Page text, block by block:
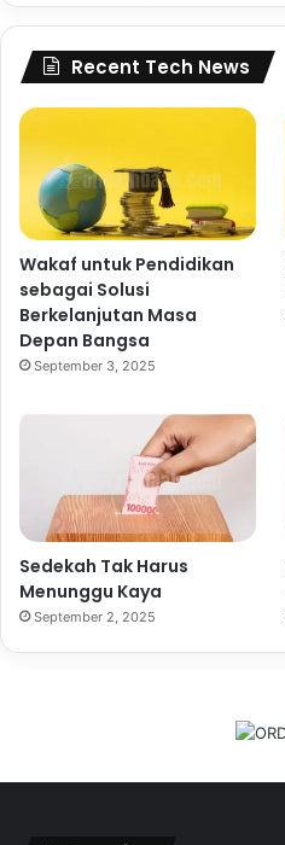
Recent Tech News
Wakaf untuk Pendidikan
sebagai Solusi
Berkelanjutan Masa
Depan Bangsa
September 3, 2025
Sedekah Tak Harus
Menunggu Kaya
September 2, 2025